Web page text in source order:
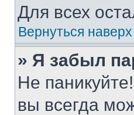
Для всех
Вернуться наверх
» Я забыл
Не
вы всегда